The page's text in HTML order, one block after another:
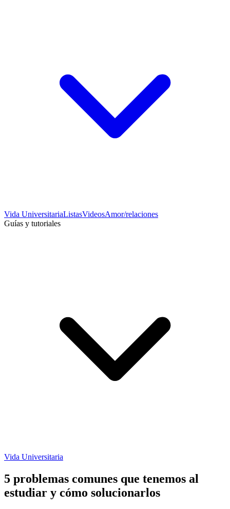
Vida UniversitariaListasVideosAmor/relaciones
Guías y tutoriales
Vida Universitaria
5 problemas comunes que tenemos al
estudiar y cómo solucionarlos